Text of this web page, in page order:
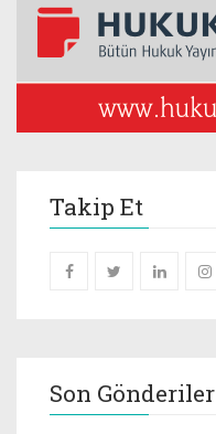
Takip Et
Son Gönderiler